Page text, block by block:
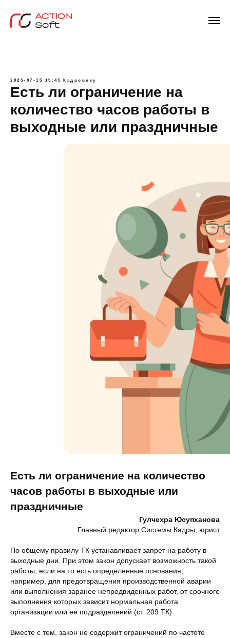
2025-07-15 15:45 Кадровику
Есть ли ограничение на
количество часов работы в
выходные или праздничные
Есть ли ограничение на количество
часов работы в выходные или
праздничные
Гулчехра Юсупханова
Главный редактор Системы Кадры, юрист
По общему правилу ТК устанавливает запрет на работу в
выходные дни. При этом закон допускает возможность такой
работы, если на то есть определенные основания,
например, для предотвращения производственной аварии
или выполнения заранее непредвиденных работ, от срочного
выполнения которых зависит нормальная работа
организации или ее подразделений (ст. 209 ТК).
Вместе с тем, закон не содержит ограничений по частоте